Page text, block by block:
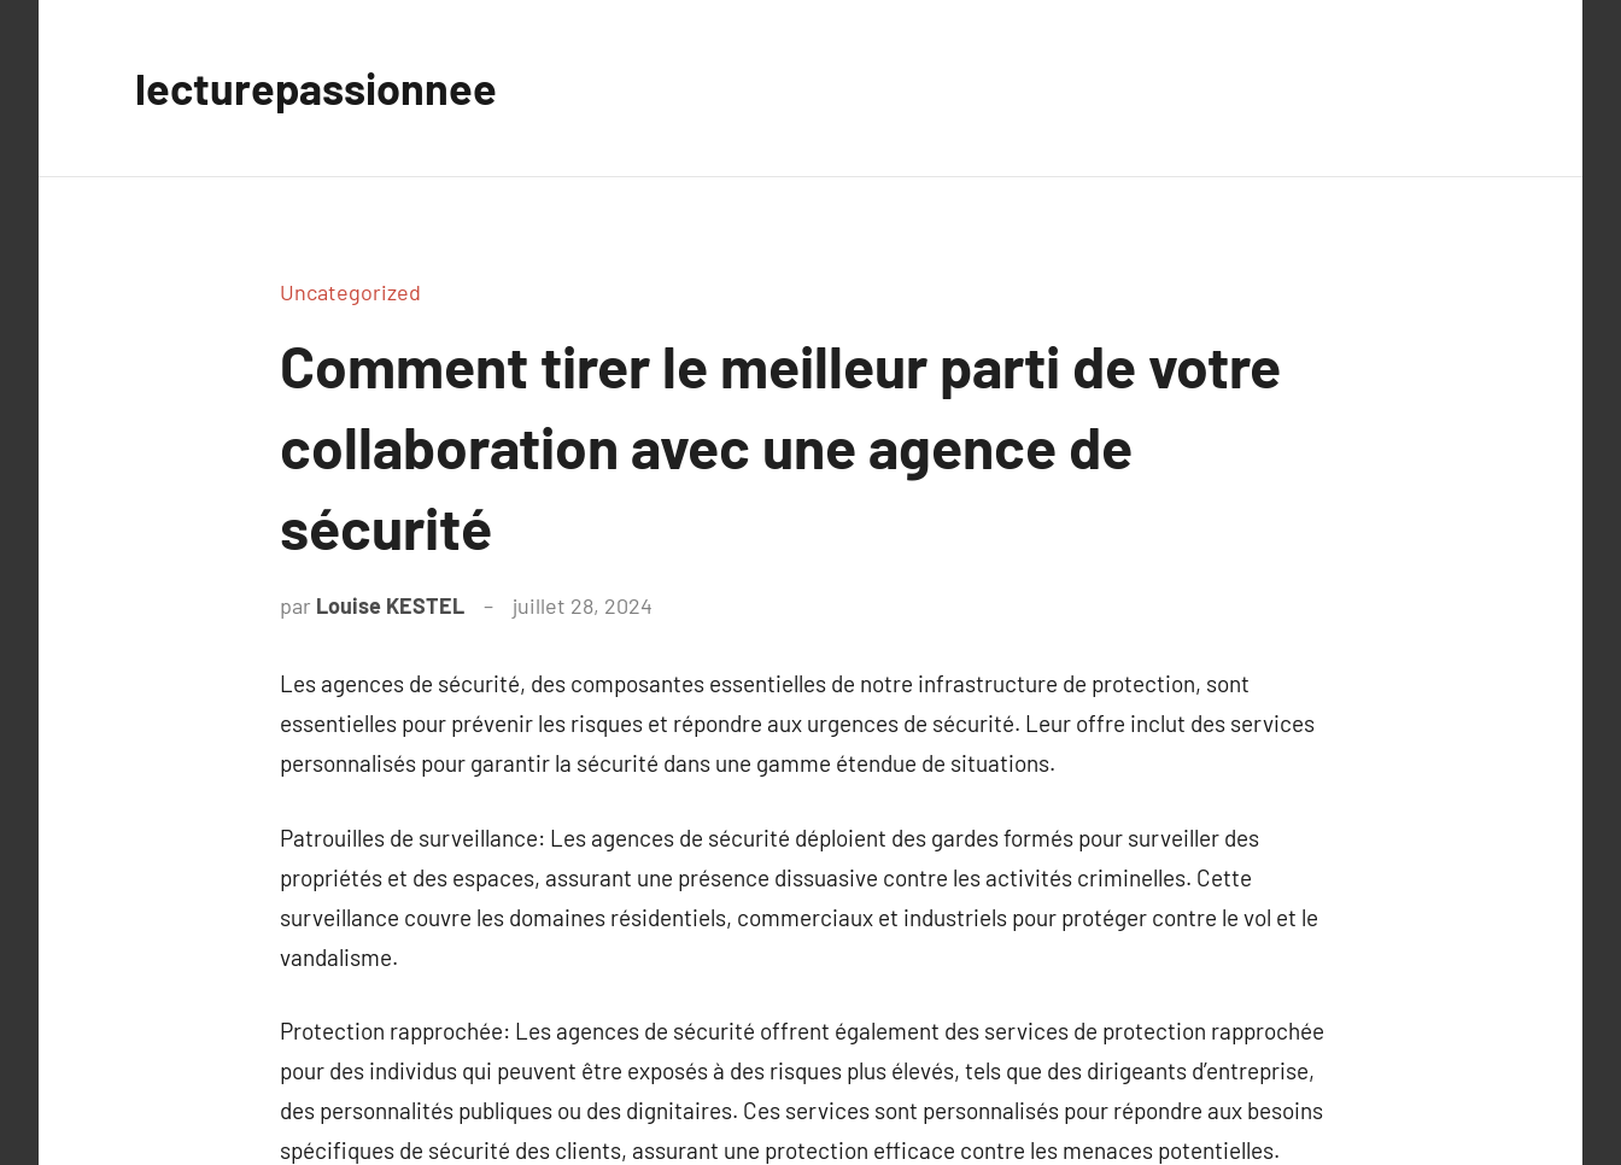
lecturepassionnee
Uncategorized
Comment tirer le meilleur parti de votre
collaboration avec une agence de
sécurité
par Louise KESTEL juillet 28, 2024
Les agences de sécurité, des composantes essentielles de notre infrastructure de protection, sont
essentielles pour prévenir les risques et répondre aux urgences de sécurité. Leur offre inclut des services
personnalisés pour garantir la sécurité dans une gamme étendue de situations.
Patrouilles de surveillance: Les agences de sécurité déploient des gardes formés pour surveiller des
propriétés et des espaces, assurant une présence dissuasive contre les activités criminelles. Cette
surveillance couvre les domaines résidentiels, commerciaux et industriels pour protéger contre le vol et le
vandalisme.
Protection rapprochée: Les agences de sécurité offrent également des services de protection rapprochée
pour des individus qui peuvent être exposés à des risques plus élevés, tels que des dirigeants d’entreprise,
des personnalités publiques ou des dignitaires. Ces services sont personnalisés pour répondre aux besoins
spécifiques de sécurité des clients, assurant une protection efficace contre les menaces potentielles.